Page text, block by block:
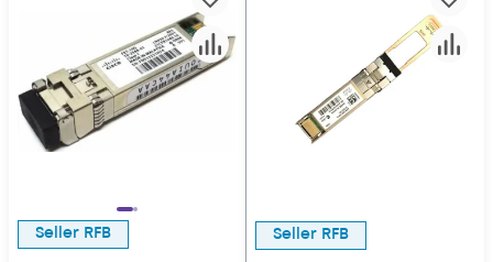
Seller RFB Seller RFB